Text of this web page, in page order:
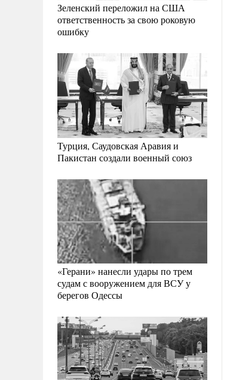
Зеленский переложил на США
ответственность за свою роковую
ошибку
Турция, Саудовская Аравия и
Пакистан создали военный союз
«Герани» нанесли удары по трем
судам с вооружением для ВСУ у
берегов Одессы